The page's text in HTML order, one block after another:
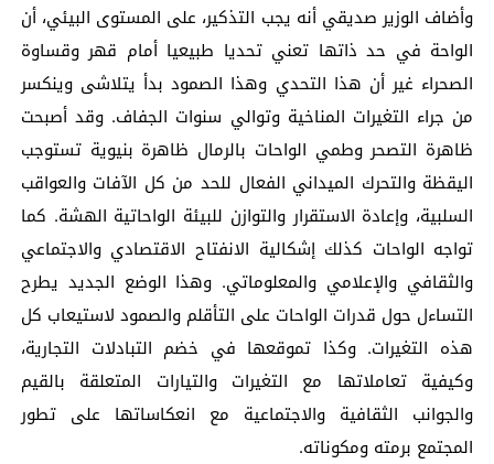
وأضاف الوزير صديقي أنه يجب التذكير، على المستوى البيئي، أن
الواحة في حد ذاتها تعني تحديا طبيعيا أمام قهر وقساوة
الصحراء غير أن هذا التحدي وهذا الصمود بدأ يتلاشى وينكسر
من جراء التغيرات المناخية وتوالي سنوات الجفاف. وقد أصبحت
ظاهرة التصحر وطمي الواحات بالرمال ظاهرة بنيوية تستوجب
اليقظة والتحرك الميداني الفعال للحد من كل الآفات والعواقب
السلبية، وإعادة الاستقرار والتوازن للبيئة الواحاتية الهشة. كما
تواجه الواحات كذلك إشكالية الانفتاح الاقتصادي والاجتماعي
والثقافي والإعلامي والمعلوماتي. وهذا الوضع الجديد يطرح
التساءل حول قدرات الواحات على التأقلم والصمود لاستيعاب كل
هذه التغيرات. وكذا تموقعها في خضم التبادلات التجارية،
وكيفية تعاملاتها مع التغيرات والتيارات المتعلقة بالقيم
والجوانب الثقافية والاجتماعية مع انعكاساتها على تطور
المجتمع برمته ومكوناته.